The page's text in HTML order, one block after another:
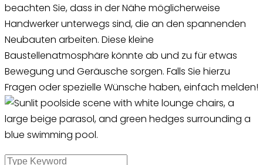
beachten Sie, dass in der Nähe möglicherweise
Handwerker unterwegs sind, die an den spannenden
Neubauten arbeiten. Diese kleine
Baustellenatmosphäre könnte ab und zu für etwas
Bewegung und Geräusche sorgen. Falls Sie hierzu
Fragen oder spezielle Wünsche haben, einfach melden!